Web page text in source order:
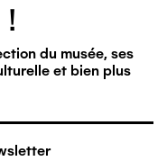
du musée, ses
et bien plus